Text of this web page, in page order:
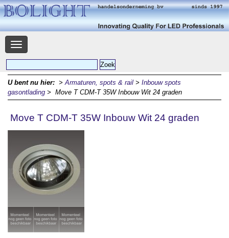
Navigatie
U bent nu hier: >Armaturen, spots & rail > Inbouw spots
gasontlading > Move T CDM-T 35W Inbouw Wit 24 graden
Move T CDM-T 35W Inbouw Wit 24 graden